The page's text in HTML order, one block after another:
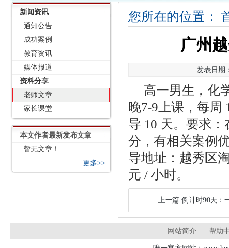
新闻资讯
通知公告
成功案例
教育资讯
媒体报道
资料分享
老师文章
家长课堂
本文作者最新发布文章
暂无文章！
更多>>
您所在的位置：
广州
发表日期
高一男生，化
晚7-9上课，每周
导 10 天。要求
分，有相关案例
导地址：越秀区
元 / 小时。
上一篇:倒计时90天：
网站简介 帮助